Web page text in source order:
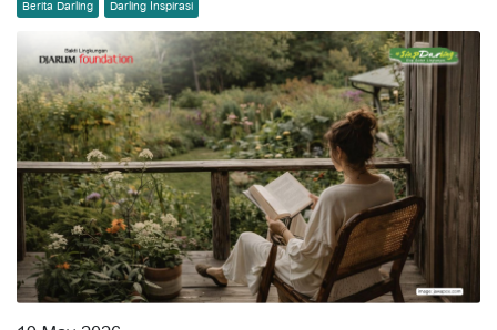
Berita Darling Darling Inspirasi